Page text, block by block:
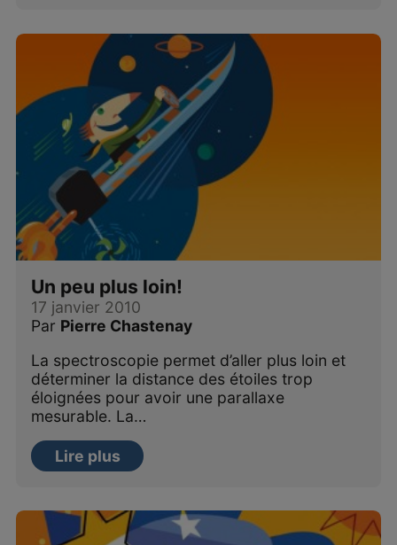
Un peu plus loin!
17 janvier 2010
Par Pierre Chastenay
La spectroscopie permet d’aller plus loin et
déterminer la distance des étoiles trop
éloignées pour avoir une parallaxe
mesurable. La…
Lire plus